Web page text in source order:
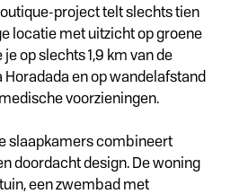
project telt slechts tien
locatie met uitzicht op groene
op slechts 1,9 km van de
Horadada en op wandelafstand
voorzieningen.
slaapkamers combineert
doordacht design. De woning
een zwembad met